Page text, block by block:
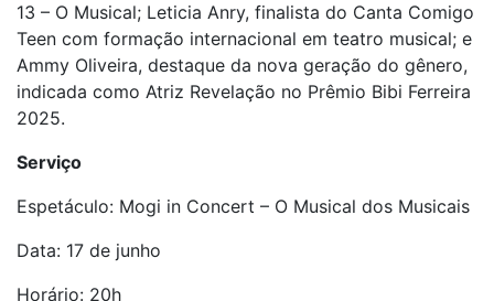
13 – O Musical; Leticia Anry, finalista do Canta Comigo
Teen com formação internacional em teatro musical; e
Ammy Oliveira, destaque da nova geração do gênero,
indicada como Atriz Revelação no Prêmio Bibi Ferreira
2025.
Serviço
Espetáculo: Mogi in Concert – O Musical dos Musicais
Data: 17 de junho
Horário: 20h